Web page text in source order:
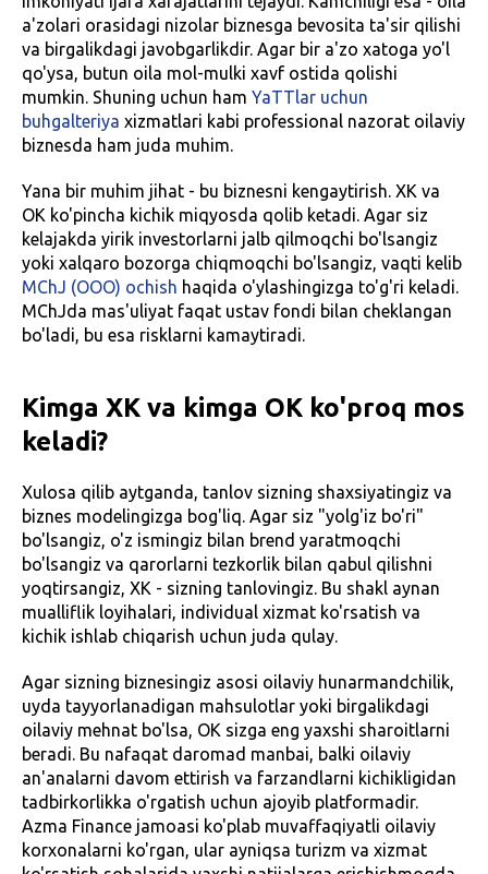
a'zolari orasidagi nizolar biznesga bevosita ta'sir qilishi
va birgalikdagi javobgarlikdir. Agar bir a'zo xatoga yo'l
qo'ysa, butun oila mol-mulki xavf ostida qolishi
mumkin. Shuning uchun ham YaTTlar uchun
buhgalteriya xizmatlari kabi professional nazorat oilaviy
biznesda ham juda muhim.
Yana bir muhim jihat - bu biznesni kengaytirish. XK va
OK ko'pincha kichik miqyosda qolib ketadi. Agar siz
kelajakda yirik investorlarni jalb qilmoqchi bo'lsangiz
yoki xalqaro bozorga chiqmoqchi bo'lsangiz, vaqti kelib
MChJ (OOO) ochish haqida o'ylashingizga to'g'ri keladi.
MChJda mas'uliyat faqat ustav fondi bilan cheklangan
bo'ladi, bu esa risklarni kamaytiradi.
Kimga XK va kimga OK ko'proq mos
keladi?
Xulosa qilib aytganda, tanlov sizning shaxsiyatingiz va
biznes modelingizga bog'liq. Agar siz "yolg'iz bo'ri"
bo'lsangiz, o'z ismingiz bilan brend yaratmoqchi
bo'lsangiz va qarorlarni tezkorlik bilan qabul qilishni
yoqtirsangiz, XK - sizning tanlovingiz. Bu shakl aynan
mualliflik loyihalari, individual xizmat ko'rsatish va
kichik ishlab chiqarish uchun juda qulay.
Agar sizning biznesingiz asosi oilaviy hunarmandchilik,
uyda tayyorlanadigan mahsulotlar yoki birgalikdagi
oilaviy mehnat bo'lsa, OK sizga eng yaxshi sharoitlarni
beradi. Bu nafaqat daromad manbai, balki oilaviy
an'analarni davom ettirish va farzandlarni kichikligidan
tadbirkorlikka o'rgatish uchun ajoyib platformadir.
Azma Finance jamoasi ko'plab muvaffaqiyatli oilaviy
korxonalarni ko'rgan, ular ayniqsa turizm va xizmat